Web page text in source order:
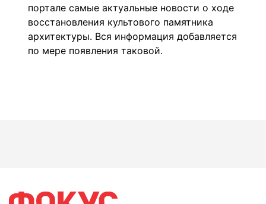
портале самые актуальные новости о ходе
восстановления культового памятника
архитектуры. Вся информация добавляется
по мере появления таковой.